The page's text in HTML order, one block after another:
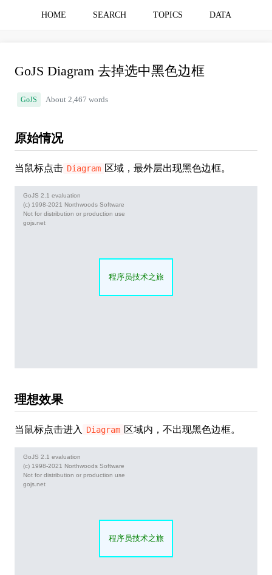
HOME SEARCH TOPICS DATA
GoJS Diagram 去掉选中黑色边框
GoJS About 2,467 words
原始情况
当鼠标点击 Diagram 区域，最外层出现黑色边框。
理想效果
当鼠标点击进入 Diagram 区域内，不出现黑色边框。